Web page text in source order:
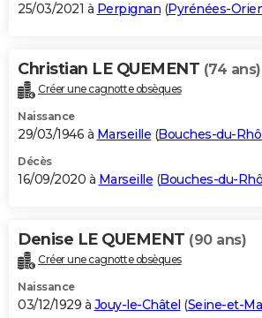
25/03/2021 à Perpignan (Pyrénées-
Christian LE QUEMENT (74 ans)
Créer une cagnotte obsèques
Naissance
29/03/1946 à Marseille (Bouches-du-
Décès
16/09/2020 à Marseille (Bouches-du-
Denise LE QUEMENT (90 ans)
Créer une cagnotte obsèques
Naissance
03/12/1929 à Jouy-le-Châtel (Seine-et-